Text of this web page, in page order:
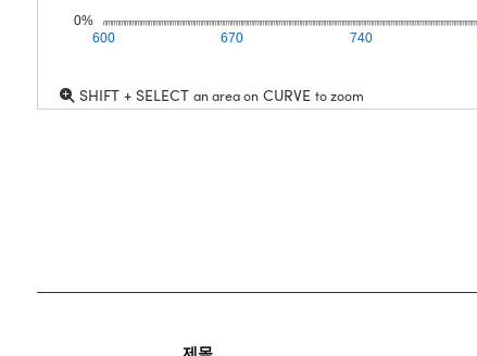
600 670 740
0%
SHIFT + SELECT an area onCURVE to zoom
제목